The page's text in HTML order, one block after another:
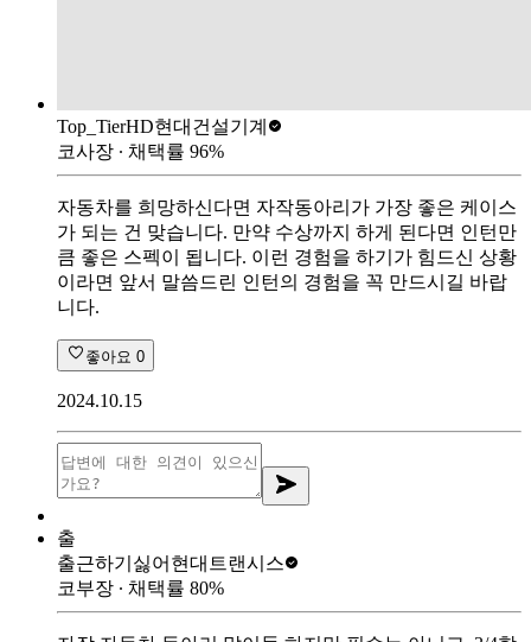
Top_TierHD현대건설기계
코사장 ∙ 채택률 96%
자동차를 희망하신다면 자작동아리가 가장 좋은 케이스
가 되는 건 맞습니다. 만약 수상까지 하게 된다면 인턴만
큼 좋은 스펙이 됩니다. 이런 경험을 하기가 힘드신 상황
이라면 앞서 말씀드린 인턴의 경험을 꼭 만드시길 바랍
니다.
좋아요 0
2024.10.15
출
출근하기싫어 현대트랜시스
코부장 ∙ 채택률 80%